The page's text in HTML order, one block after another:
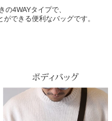
の4WAYタイプで、
できる便利なバッグです。